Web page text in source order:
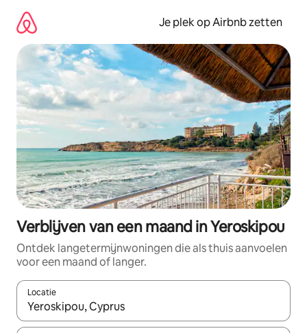
direct
naar
inhoud
Je plek op Airbnb zetten
Verblijven van een maand in Yeroskipou
Ontdek langetermijnwoningen die als thuis aanvoelen
voor een maand of langer.
Locatie
Wanneer er resultaten beschikbaar zijn, maak je een keuze